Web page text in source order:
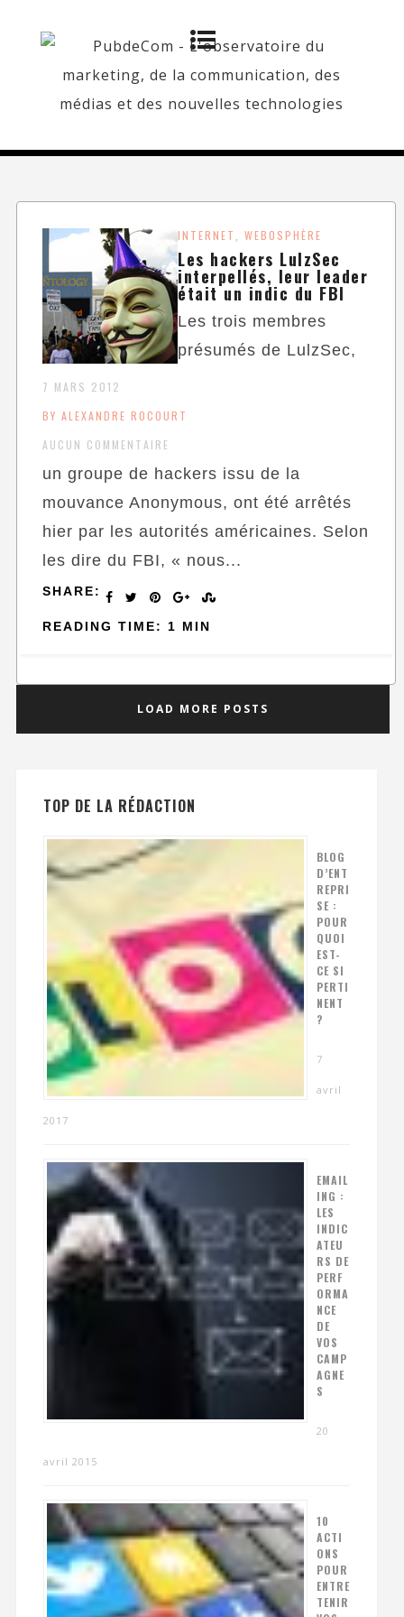
INTERNET ,WEBOSPHÈRE
Les hackers LulzSec
interpellés, leur leader
était un indic du FBI
7 MARS 2012
BY ALEXANDRE ROCOURT
AUCUN COMMENTAIRE
Les trois membres
présumés de LulzSec,
un groupe de hackers issu de la
mouvance Anonymous, ont été arrêtés
hier par les autorités américaines. Selon
les dire du FBI, « nous...
SHARE:
READING TIME: 1 MIN
LOAD MORE POSTS
TOP DE LA RÉDACTION
BLOG
D’ENT
REPRI
SE :
POUR
QUOI
EST-
CE SI
PERTI
NENT
?
7
avril
2017
EMAIL
ING :
LES
INDIC
ATEU
RS DE
PERF
ORMA
NCE
DE
VOS
CAMP
AGNE
S
20
avril 2015
10
ACTI
ONS
POUR
ENTRE
TENIR